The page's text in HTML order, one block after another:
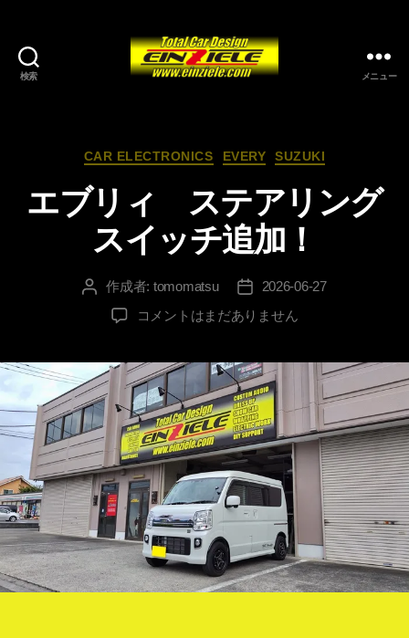
検索 メニュー
カ
ゴ
リ
ー
CAR ELECTRONICS EVERY SUZUKI
エブリィ ステアリング
スイッチ追加！
投 作成者: tomomatsu
投
稿
2026-06-27
エ
ィ
ス
テ
ア
リ
ン
グ
ス
イ
ッ
チ
追
コメントはまだありません